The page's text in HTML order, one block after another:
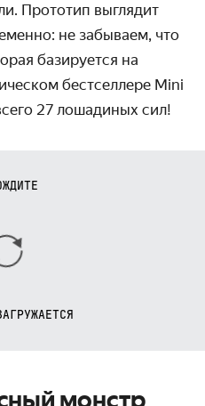
Прототип выглядит
не забываем, что
базируется на
бестселлере Mini
27 лошадиных сил!